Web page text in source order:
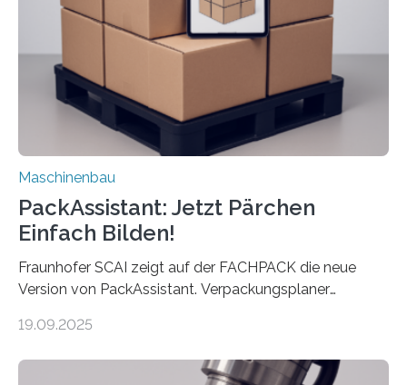
Landkarten und vieles mehr – mehrere Zehntausend
Exemplare pro Stunde. Je nach Maschinentyp und
Auftrag kann das Umrüsten…
Maschinenbau
PackAssistant: Jetzt Pärchen
Einfach Bilden!
Fraunhofer SCAI zeigt auf der FACHPACK die neue
Version von PackAssistant. Verpackungsplaner
Automobil, Maschinenbau und in der Zulieferindustrie.
Teile als eine Einheit verpacken. Die Anordnung kann
19.09.2025